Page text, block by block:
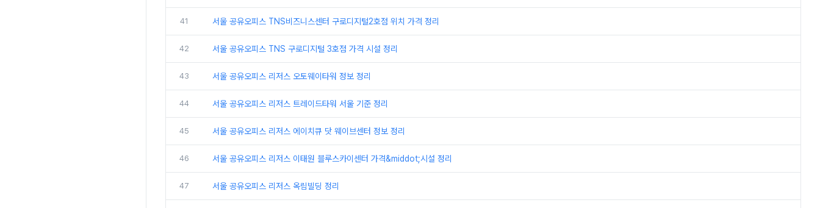
41 서울 공유오피스 TNS비즈니스센터 구로디지털2호점 위치 가격 정리
42 서울 공유오피스 TNS 구로디지털 3호점 가격 시설 정리
43 서울 공유오피스 리저스 오토웨이타워 정보 정리
44 서울 공유오피스 리저스 트레이드타워 서울 기준 정리
45 서울 공유오피스 리저스 에이치큐 닷 웨이브센터 정보 정리
46 서울 공유오피스 리저스 이태원 블루스카이센터 가격&middot;시설 정리
47 서울 공유오피스 리저스 옥림빌딩 정리